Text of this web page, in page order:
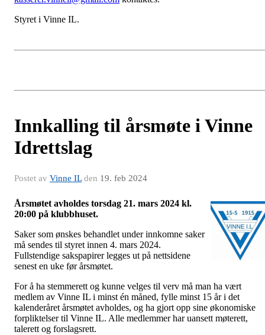
Styret i Vinne IL.
Innkalling til årsmøte i Vinne
Idrettslag
Postet av Vinne ILden 19. feb 2024
Årsmøtet avholdes torsdag 21. mars 2024 kl.
20:00 på klubbhuset.
Saker som ønskes behandlet under innkomne saker
må sendes til styret innen 4. mars 2024.
Fullstendige sakspapirer legges ut på nettsidene
senest en uke før årsmøtet.
For å ha stemmerett og kunne velges til verv må man ha vært
medlem av Vinne IL i minst én måned, fylle minst 15 år i det
kalenderåret årsmøtet avholdes, og ha gjort opp sine økonomiske
forpliktelser til Vinne IL. Alle medlemmer har uansett møterett,
talerett og forslagsrett.